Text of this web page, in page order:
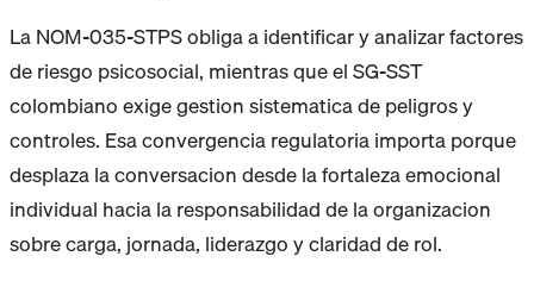
La NOM-035-STPS obliga a identificar y analizar factores
de riesgo psicosocial, mientras que el SG-SST
colombiano exige gestion sistematica de peligros y
controles. Esa convergencia regulatoria importa porque
desplaza la conversacion desde la fortaleza emocional
individual hacia la responsabilidad de la organizacion
sobre carga, jornada, liderazgo y claridad de rol.